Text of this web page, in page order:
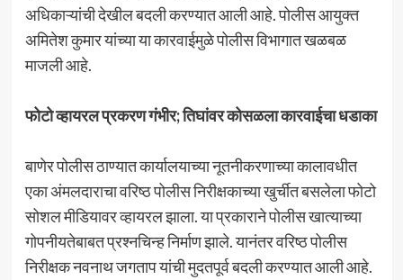
अधिकाऱ्यांची देखील बदली करण्यात आली आहे. पोलीस आयुक्त
अमितेश कुमार यांच्या या कारवाईमुळे पोलीस विभागात खळबळ
माजली आहे.
फोटो व्हायरल प्रकरण गंभीर; तिघांवर कोसळला कारवाईचा धडाका
बाणेर पोलीस ठाण्यात कार्यालयाच्या नूतनीकरणाच्या कालावधीत
एका अंमलदाराचा वरिष्ठ पोलीस निरीक्षकाच्या खुर्चीत बसलेला फोटो
सोशल मीडियावर व्हायरल झाला. या प्रकाराने पोलीस खात्याच्या
गोपनीयतेबाबत प्रश्नचिन्ह निर्माण झाले. यानंतर वरिष्ठ पोलीस
निरीक्षक नवनाथ जगताप यांची मुदतपूर्व बदली करण्यात आली आहे.